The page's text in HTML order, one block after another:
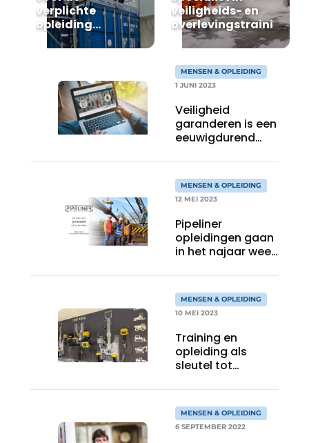
verplichte
opleiding
basisveiligheid
veiligheids- en
overlevingstrainingen
MENSEN & OPLEIDING
1 JUNI 2023
Veiligheid
garanderen is een
eeuwigdurend
MENSEN & OPLEIDING
12 MEI 2023
Pipeliner
opleidingen gaan
in het najaar weer
MENSEN & OPLEIDING
10 MEI 2023
Training en
opleiding als
sleutel tot
MENSEN & OPLEIDING
6 SEPTEMBER 2022